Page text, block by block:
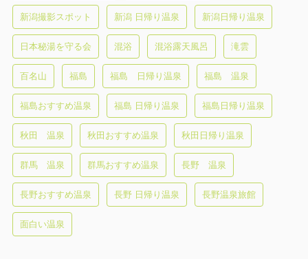
新潟撮影スポット 新潟 日帰り温泉 新潟日帰り温泉
日本秘湯を守る会 混浴 混浴露天風呂 滝雲
百名山 福島 福島 日帰り温泉 福島 温泉
福島おすすめ温泉 福島 日帰り温泉 福島日帰り温泉
秋田 温泉 秋田おすすめ温泉 秋田日帰り温泉
群馬 温泉 群馬おすすめ温泉 長野 温泉
長野おすすめ温泉 長野 日帰り温泉 長野温泉旅館
面白い温泉